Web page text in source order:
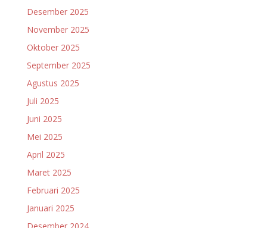
Desember 2025
November 2025
Oktober 2025
September 2025
Agustus 2025
Juli 2025
Juni 2025
Mei 2025
April 2025
Maret 2025
Februari 2025
Januari 2025